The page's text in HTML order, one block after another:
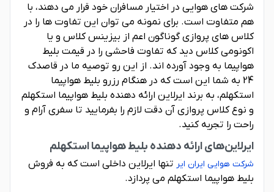
شرکت های هوایی در اختیار مسافران خود قرار می دهند، با
هم متفاوت است. برای نمونه می توان این تفاوت ها را در
کلاس های پروازی گوناگون اعم از بیزینس کلاس و یا
اکونومی کلاس دید که تفاوت فاحشی را در قیمت بلیط
هواپیما به وجود آورده اند. از این رو توصیه ما در قاصدک
24 به شما این است که در هنگام رزرو بلیط هواپیما
استکهلم، به برند ایرلاین ارائه دهنده بلیط هواپیما استکهلم
و نوع کلاس پروازی آن دقت لازم را بفرمایید تا سفری آرام و
راحت را تجربه کنید.
ایرلاین‌های ارائه دهنده بلیط هواپیما استکهلم
شرکت هوایی ایران ایر تنها ایرلاین داخلی است که به فروش
بلیط هواپیما استکهلم می پردازد.